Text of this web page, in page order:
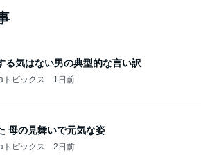
る気はない男の典型的な言い訳
トピックス 1日前
母の見舞いで元気な姿
トピックス 2日前